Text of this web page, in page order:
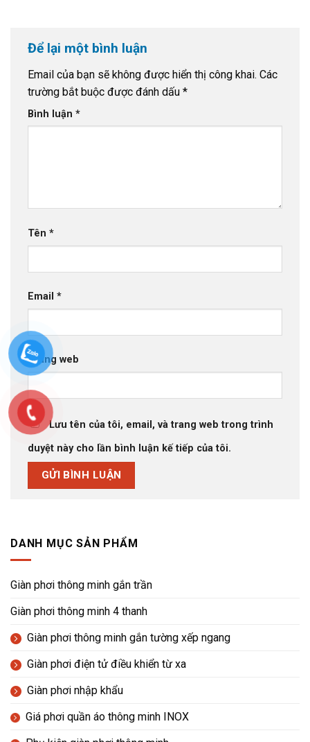
DANH MỤC SẢN PHẨM
Giàn phơi thông minh gắn trần
Giàn phơi thông minh 4 thanh
Giàn phơi thông minh gắn tường xếp ngang
Giàn phơi điện tử điều khiển từ xa
Giàn phơi nhập khẩu
Giá phơi quần áo thông minh INOX
Để lại một bình luận
Email của bạn sẽ không được hiển thị công khai. Các
trường bắt buộc được đánh dấu *
Bình luận *
Tên *
Email *
Trang web
Lưu tên của tôi, email, và trang web trong trình
duyệt này cho lần bình luận kế tiếp của tôi.